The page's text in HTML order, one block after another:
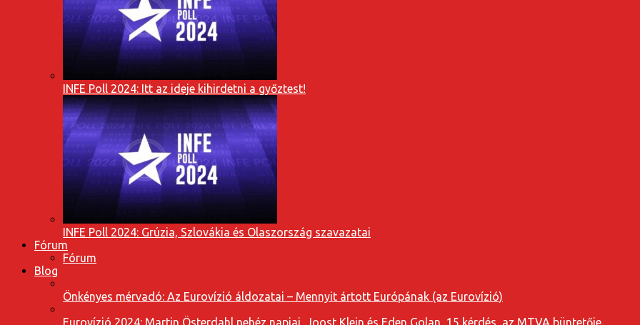
INFE Poll 2024: Itt az ideje kihirdetni a győztest!
INFE Poll 2024: Grúzia, Szlovákia és Olaszország szavazatai
Fórum
Fórum
Blog
Önkényes mérvadó: Az Eurovízió áldozatai – Mennyit ártott Európának (az Eurovízió)
Eurovízió 2024: Martin Österdahl nehéz napjai, Joost Klein és Eden Golan, 15 kérdés, az MTVA büntetője